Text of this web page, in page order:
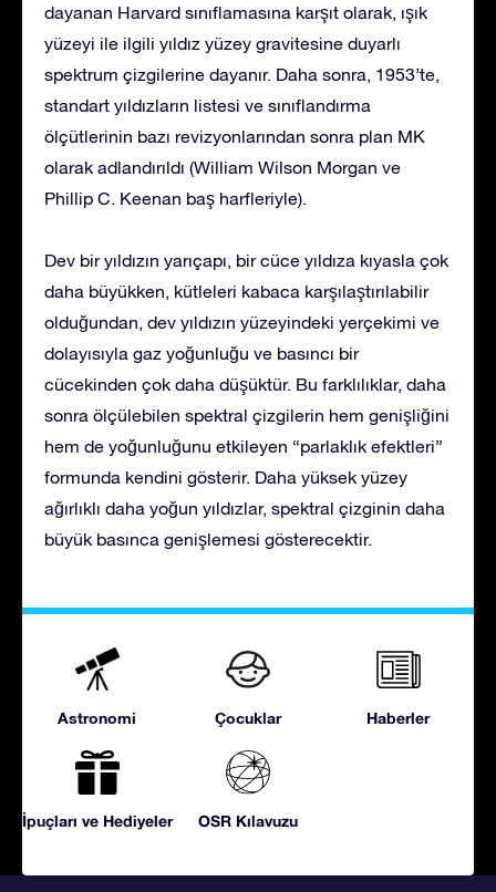
dayanan Harvard sınıflamasına karşıt olarak, ışık
yüzeyi ile ilgili yıldız yüzey gravitesine duyarlı
spektrum çizgilerine dayanır. Daha sonra, 1953’te,
standart yıldızların listesi ve sınıflandırma
ölçütlerinin bazı revizyonlarından sonra plan MK
olarak adlandırıldı (William Wilson Morgan ve
Phillip C. Keenan baş harfleriyle).
Dev bir yıldızın yarıçapı, bir cüce yıldıza kıyasla çok
daha büyükken, kütleleri kabaca karşılaştırılabilir
olduğundan, dev yıldızın yüzeyindeki yerçekimi ve
dolayısıyla gaz yoğunluğu ve basıncı bir
cücekinden çok daha düşüktür. Bu farklılıklar, daha
sonra ölçülebilen spektral çizgilerin hem genişliğini
hem de yoğunluğunu etkileyen “parlaklık efektleri”
formunda kendini gösterir. Daha yüksek yüzey
ağırlıklı daha yoğun yıldızlar, spektral çizginin daha
büyük basınca genişlemesi gösterecektir.
Astronomi Çocuklar Haberler
İpuçları ve Hediyeler OSR Kılavuzu